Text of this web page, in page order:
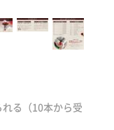
る（10本から受